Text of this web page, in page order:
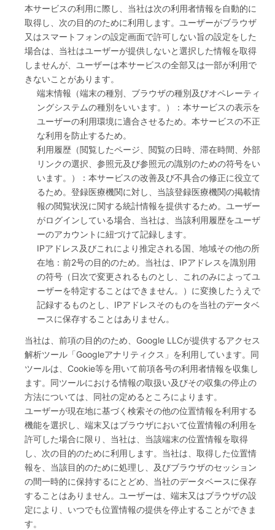
本サービスの利用に際し、当社は次の利用者情報を自動的に
取得し、次の目的のために利用します。ユーザーがブラウザ
又はスマートフォンの設定画面で許可しない旨の設定をした
場合は、当社はユーザーが提供しないと選択した情報を取得
しませんが、ユーザーは本サービスの全部又は一部が利用で
きないことがあります。
端末情報（端末の種別、ブラウザの種別及びオペレーティ
ングシステムの種別をいいます。）：本サービスの表示を
ユーザーの利用環境に適合させるため。本サービスの不正
な利用を防止するため。
利用履歴（閲覧したページ、閲覧の日時、滞在時間、外部
リンクの選択、参照元及び参照元の識別のための符号をい
います。）：本サービスの改善及び不具合の修正に役立て
るため。登録医療機関に対し、当該登録医療機関の掲載情
報の閲覧状況に関する統計情報を提供するため。ユーザー
がログインしている場合、当社は、当該利用履歴をユーザ
ーのアカウントに紐づけて記録します。
IPアドレス及びこれにより推定される国、地域その他の所
在地：前2号の目的のため。当社は、IPアドレスを識別用
の符号（日次で変更されるものとし、これのみによってユ
ーザーを特定することはできません。）に変換したうえで
記録するものとし、IPアドレスそのものを当社のデータベ
ースに保存することはありません。
当社は、前項の目的のため、Google LLCが提供するアクセス
解析ツール「Googleアナリティクス」を利用しています。同
ツールは、Cookie等を用いて前項各号の利用者情報を収集し
ます。同ツールにおける情報の取扱い及びその収集の停止の
方法については、同社の定めるところによります。
ユーザーが現在地に基づく検索その他の位置情報を利用する
機能を選択し、端末又はブラウザにおいて位置情報の利用を
許可した場合に限り、当社は、当該端末の位置情報を取得
し、次の目的のために利用します。当社は、取得した位置情
報を、当該目的のために処理し、及びブラウザのセッション
の間一時的に保持するにとどめ、当社のデータベースに保存
することはありません。ユーザーは、端末又はブラウザの設
定により、いつでも位置情報の提供を停止することができま
す。